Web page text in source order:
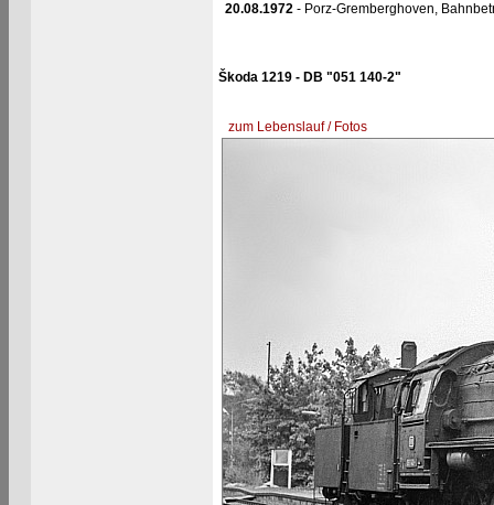
20.08.1972- Porz-Gremberghoven,
Škoda 1219 - DB "051 140-2"
zum Lebenslauf / Fotos